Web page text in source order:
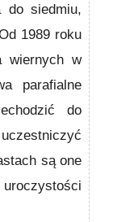
do siedmiu,
1989 roku
wiernych w
parafialne
do
są one